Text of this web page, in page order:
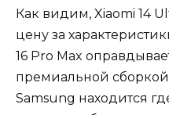
Как видим, Xiaomi 14
цену за
16 Pro Max
премиальной
Samsung находится